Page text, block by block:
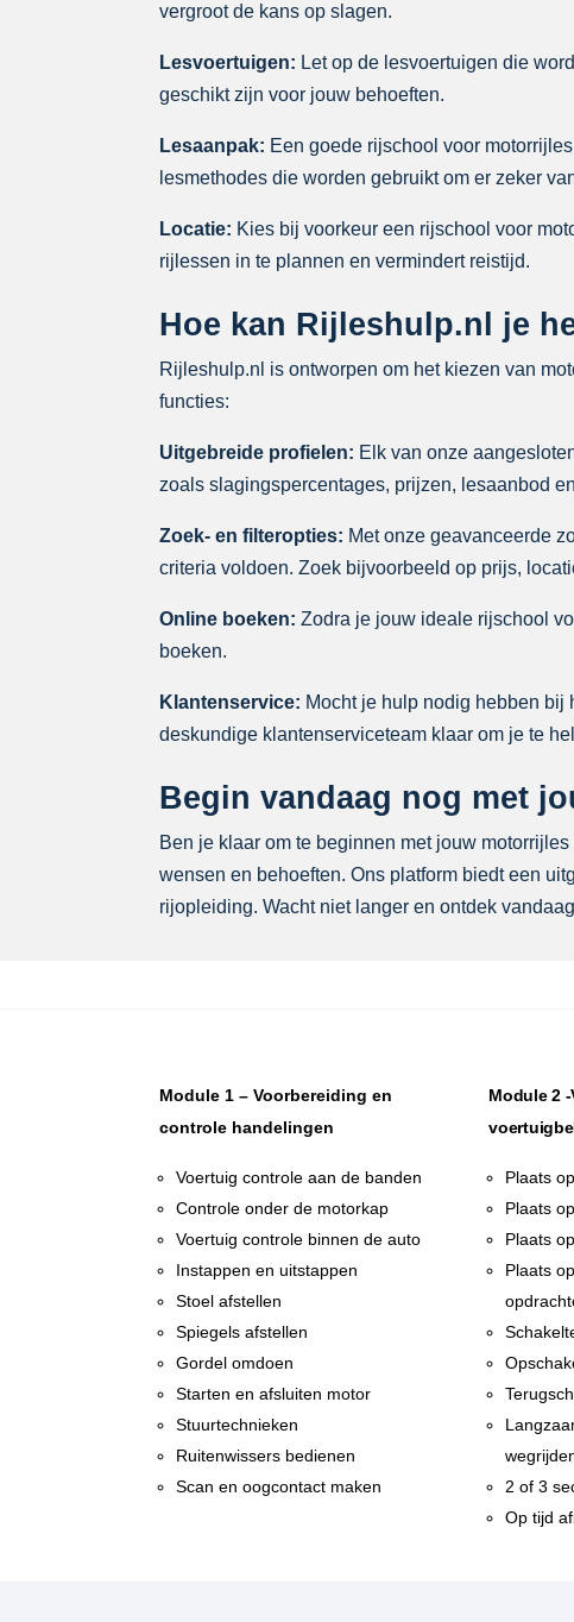
vergroot de kans op slagen.
Lesvoertuigen: Let op de lesvoertuigen die
geschikt zijn voor jouw behoeften.
Lesaanpak: Een goede rijschool voor
lesmethodes die worden gebruikt om er zeker
Locatie: Kies bij voorkeur een rijschool voor
rijlessen in te plannen en vermindert reistijd.
Hoe kan Rijleshulp.nl je
Rijleshulp.nl is ontworpen om het kiezen van
functies:
Uitgebreide profielen: Elk van onze
zoals slagingspercentages, prijzen, lesaanbod
Zoek- en filteropties: Met onze geavanceerde
criteria voldoen. Zoek bijvoorbeeld op prijs,
Online boeken: Zodra je jouw ideale rijschool
boeken.
Klantenservice: Mocht je hulp nodig hebben bij
deskundige klantenserviceteam klaar om je te
Begin vandaag nog met
Ben je klaar om te beginnen met jouw
wensen en behoeften. Ons platform biedt een
rijopleiding. Wacht niet langer en ontdek
Module 1 – Voorbereiding en
controle handelingen
Voertuig controle aan de banden
Controle onder de motorkap
Voertuig controle binnen de auto
Instappen en uitstappen
Stoel afstellen
Spiegels afstellen
Gordel omdoen
Starten en afsluiten motor
Stuurtechnieken
Ruitenwissers bedienen
Scan en oogcontact maken
Module 2
Plaats
Plaats
Plaats
Plaats
2 of 3
Op tijd